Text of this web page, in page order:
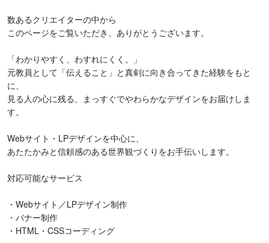
数あるクリエイターの中から
このページをご覧いただき、ありがとうございます。
「わかりやすく、わすれにくく。」
元教員として「伝えること」と真剣に向き合ってきた経験をもと
に、
見る人の心に残る、まっすぐでやわらかなデザインをお届けしま
す。
Webサイト・LPデザインを中心に、
あたたかみと信頼感のある世界観づくりをお手伝いします。
対応可能なサービス
・Webサイト／LPデザイン制作
・バナー制作
・HTML・CSSコーディング